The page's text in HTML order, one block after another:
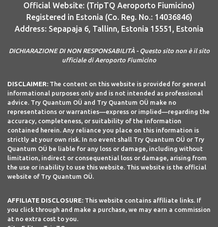
Official Website: (TripTQ Aeroporto Fiumicino)
Registered in Estonia (Co. Reg. No.: 14036846)
Address: Sepapaja 6, Tallinn, Estonia 15551, Estonia
DICHIARAZIONE DI NON RESPONSABILITÀ - Questo sito non è il sito
ufficiale di Aeroporto Fiumicino
DISCLAIMER: The content on this website is provided for general
informational purposes only and is not intended as professional
advice. Try Quantum OÜ and Try Quantum OÜ make no
representations or warranties—express or implied—regarding the
accuracy, completeness, or suitability of the information
contained herein. Any reliance you place on this information is
strictly at your own risk. In no event shall Try Quantum OÜ or Try
Quantum OÜ be liable for any loss or damage, including without
limitation, indirect or consequential loss or damage, arising from
the use or inability to use this website. This website is the official
website of Try Quantum OÜ.
AFFILIATE DISCLOSURE: This website contains affiliate links. If
you click through and make a purchase, we may earn a commission
at no extra cost to you.